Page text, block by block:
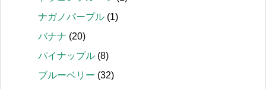
ナガノパープル (1)
バナナ (20)
パイナップル (8)
ブルーベリー (32)